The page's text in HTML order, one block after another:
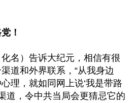
！
名）告诉大纪元，相信有很
道和外界联系，“从我身边
理，就如同网上说‘我是带路
道，令中共当局会更猜忌它的